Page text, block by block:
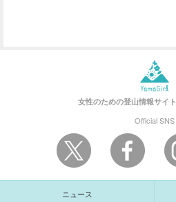
女性のための登山情報サイト
Official SNS
ニュース